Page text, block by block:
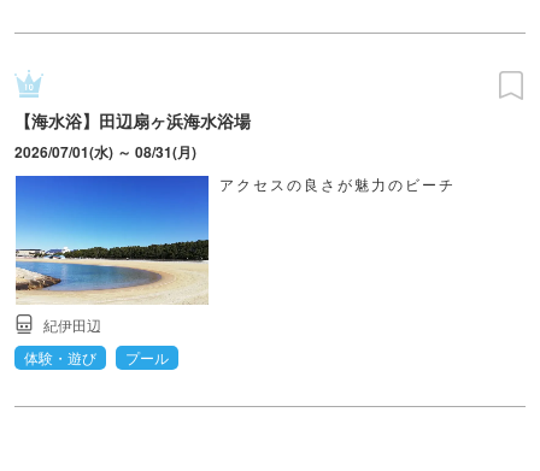
【海水浴】田辺扇ヶ浜海水浴場
2026/07/01(水) ～ 08/31(月)
アクセスの良さが魅力のビーチ
紀伊田辺
体験・遊び
プール